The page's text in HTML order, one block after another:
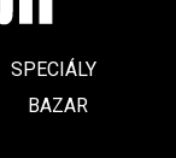
SPECIÁLY
BAZAR